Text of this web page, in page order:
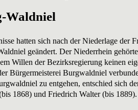
Waldniel
hatten sich nach der Niederlage der
geändert. Der Niederrhein
Willen der Bezirksregierung keinen
Bürgermeisterei Burgwaldniel
zu entgehen, entschied sich
1868) und Friedrich Walter (bis 1889).